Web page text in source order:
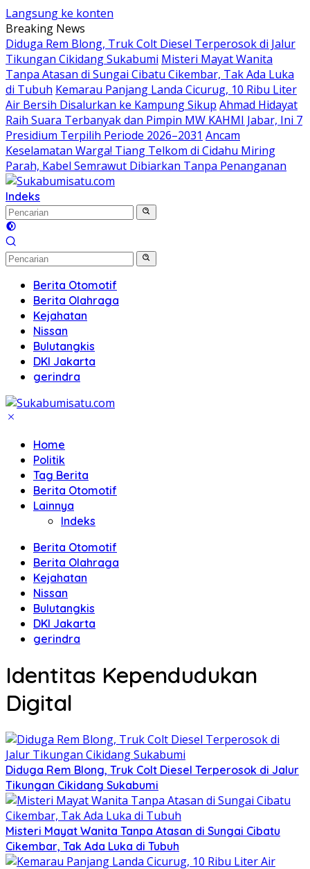
Langsung ke konten
Breaking News
Diduga Rem Blong, Truk Colt Diesel Terperosok di Jalur
Tikungan Cikidang Sukabumi Misteri Mayat Wanita
Tanpa Atasan di Sungai Cibatu Cikembar, Tak Ada Luka
di Tubuh Kemarau Panjang Landa Cicurug, 10 Ribu Liter
Air Bersih Disalurkan ke Kampung Sikup Ahmad Hidayat
Raih Suara Terbanyak dan Pimpin MW KAHMI Jabar, Ini 7
Presidium Terpilih Periode 2026–2031 Ancam
Keselamatan Warga! Tiang Telkom di Cidahu Miring
Parah, Kabel Semrawut Dibiarkan Tanpa Penanganan
Indeks
Berita Otomotif
Berita Olahraga
Kejahatan
Nissan
Bulutangkis
DKI Jakarta
gerindra
Home
Politik
Tag Berita
Berita Otomotif
Lainnya
Indeks
Berita Otomotif
Berita Olahraga
Kejahatan
Nissan
Bulutangkis
DKI Jakarta
gerindra
Identitas Kependudukan
Digital
Diduga Rem Blong, Truk Colt Diesel Terperosok di Jalur
Tikungan Cikidang Sukabumi
Misteri Mayat Wanita Tanpa Atasan di Sungai Cibatu
Cikembar, Tak Ada Luka di Tubuh